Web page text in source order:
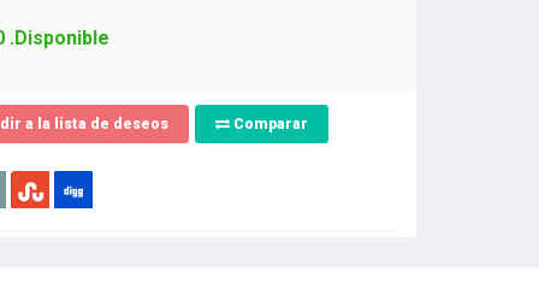
.Disponible
a la lista de deseos Comparar